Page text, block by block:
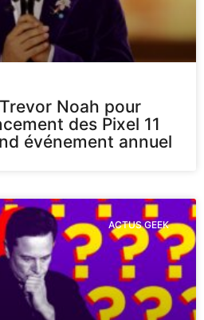
Noah pour
des Pixel 11
événement annuel
ACTUS GEEK